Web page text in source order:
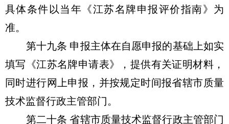
具体条件以当年《江苏名牌申报评价指南》为
准。
第十九条 申报主体在自愿申报的基础上如实
填写《江苏名牌申请表》，提供有关证明材料，
同时进行网上申报，并按规定时间报省辖市质量
技术监督行政主管部门。
第二十条 省辖市质量技术监督行政主管部门